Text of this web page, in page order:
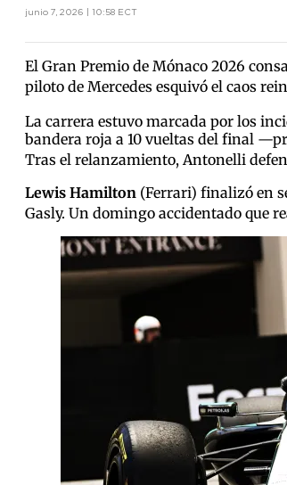
junio 7, 2026 | 10:58 ECT
El Gran Premio de Mónaco 2026
piloto de Mercedes esquivó el caos
La carrera estuvo marcada por los
bandera roja a 10 vueltas del final
Tras el relanzamiento, Antonelli
Lewis Hamilton (Ferrari) finalizó en
Gasly. Un domingo accidentado que